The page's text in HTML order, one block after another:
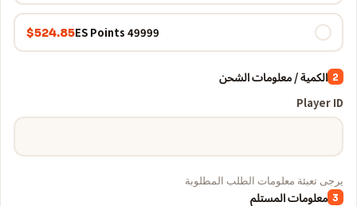
49999 ES Points
$524.85
2 الكمية / معلومات الشحن
Player ID
يرجى تعبئة معلومات الطلب المطلوبة
3 معلومات المستلم